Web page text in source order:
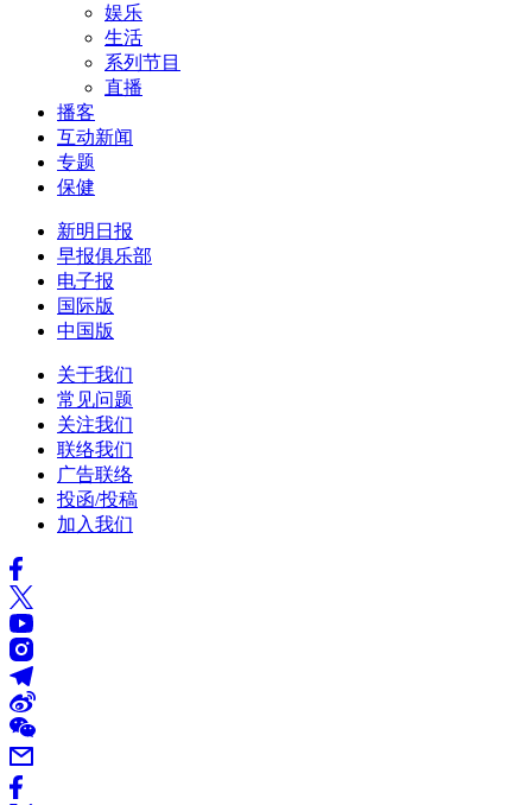
娱乐
生活
系列节目
直播
播客
互动新闻
专题
保健
新明日报
早报俱乐部
电子报
国际版
中国版
关于我们
常见问题
关注我们
联络我们
广告联络
投函/投稿
加入我们